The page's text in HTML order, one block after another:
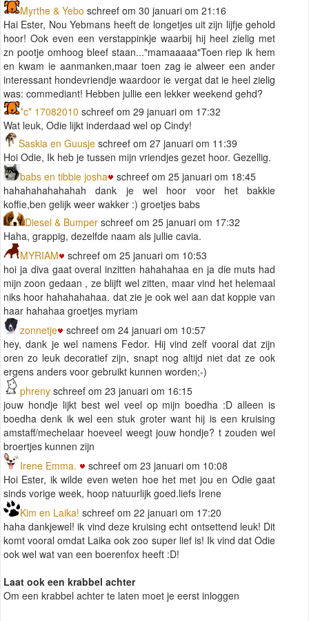
Myrthe & Yebo schreef om 30 januari om 21:16
Hai Ester, Nou Yebmans heeft de longetjes uit zijn lijfje gehold
hoor! Ook even een verstappinkje waarbij hij heel zielig met
zn pootje omhoog bleef staan..."mamaaaaa"Toen riep ik hem
en kwam ie aanmanken,maar toen zag ie alweer een ander
interessant hondevriendje waardoor ie vergat dat ie heel zielig
was: commediant! Hebben jullie een lekker weekend gehd?
*c* 17082010 schreef om 29 januari om 17:32
Wat leuk, Odie lijkt inderdaad wel op Cindy!
Saskia en Guusje schreef om 27 januari om 11:39
Hoi Odie, Ik heb je tussen mijn vriendjes gezet hoor. Gezellig.
babs en tibbie josha
schreef om 25 januari om 18:45
hahahahahahahah dank je wel hoor voor het bakkie
koffie,ben gelijk weer wakker :) groetjes babs
Diesel & Bumper schreef om 25 januari om 17:32
Haha, grappig, dezelfde naam als jullie cavia.
MYRIAM
schreef om 25 januari om 10:53
hoi ja diva gaat overal inzitten hahahahaa en ja die muts had
mijn zoon gedaan , ze blijft wel zitten, maar vind het helemaal
niks hoor hahahahahaa. dat zie je ook wel aan dat koppie van
haar hahahaa groetjes myriam
zonnetje
schreef om 24 januari om 10:57
hey, dank je wel namens Fedor. Hij vind zelf vooral dat zijn
oren zo leuk decoratief zijn, snapt nog altijd niet dat ze ook
ergens anders voor gebruikt kunnen worden;-)
phreny schreef om 23 januari om 16:15
jouw hondje lijkt best wel veel op mijn boedha :D alleen is
boedha denk ik wel een stuk groter want hij is een kruising
amstaff/mechelaar hoeveel weegt jouw hondje? t zouden wel
broertjes kunnen zijn
Irene Emma.
schreef om 23 januari om 10:08
Hoi Ester, ik wilde even weten hoe het met jou en Odie gaat
sinds vorige week, hoop natuurlijk goed.liefs Irene
Kim en Laika! schreef om 22 januari om 17:20
haha dankjewel! ik vind deze kruising echt ontsettend leuk! Dit
komt vooral omdat Laika ook zoo super lief is! Ik vind dat Odie
ook wel wat van een boerenfox heeft :D!
Laat ook een krabbel achter
Om een krabbel achter te laten moet je eerst inloggen